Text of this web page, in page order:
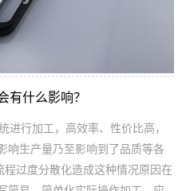
有什么影响？
进行加工，高效率、性价比高，
响生产量乃至影响到了品质等各
过度分散化造成这种情况原因在